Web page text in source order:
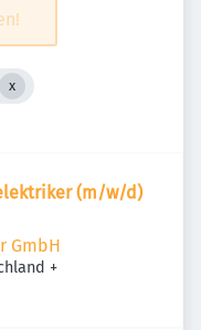
(m/w/d)
GmbH
+